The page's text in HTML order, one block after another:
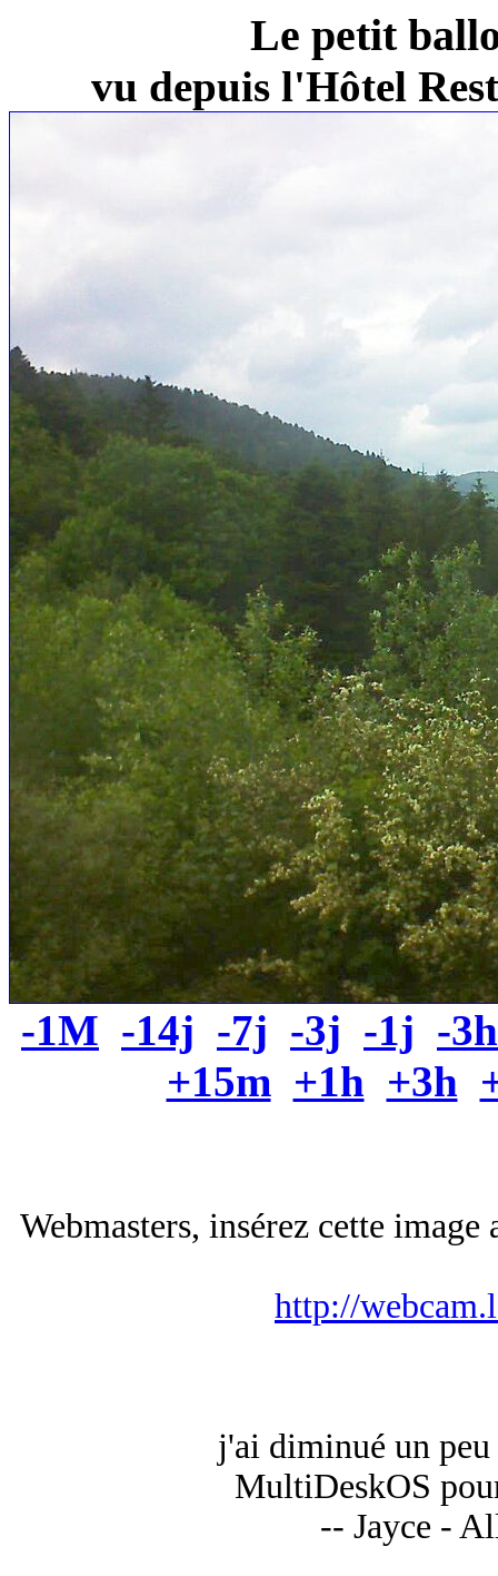
Le petit
vu depuis l'Hôtel
-1M -14j -7j -3j -1j -3h
+15m +1h +3h
Webmasters, insérez cette
http://
j'ai diminué un peu
MultiDeskOS
-- Jayce -